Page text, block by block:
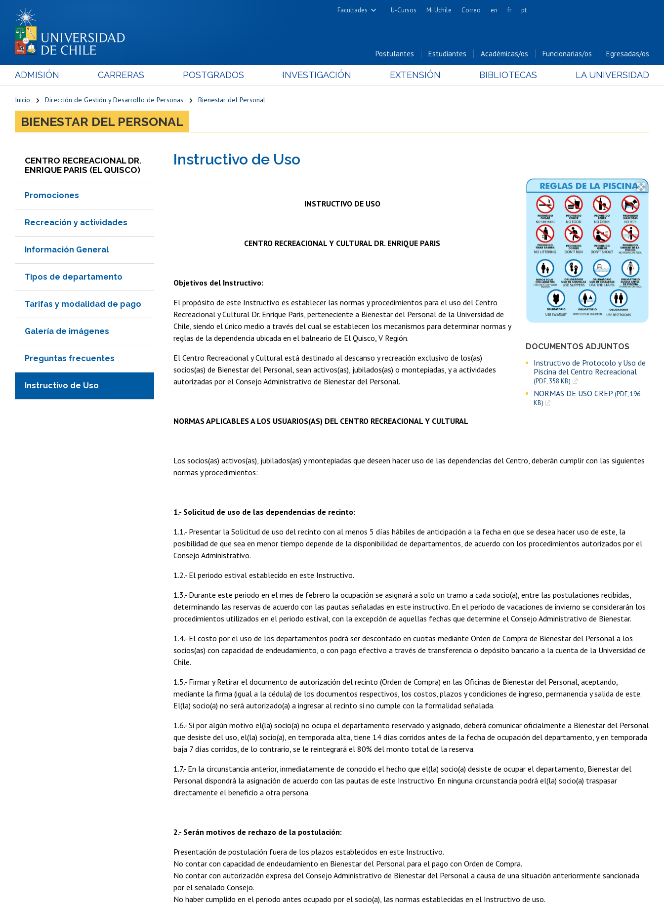
Facultades
Cs. Físicas y Matemáticas
Cs. Forestales y Conservación
Cs. Químicas y Farmacéuticas
Cs. Sociales
Hospital Clínico
U-Cursos Mi Uchile Correo en fr pt
Postulantes Estudiantes Académicas/os Funcionarias/os Egresadas/os
ADMISIÓN CARRERAS POSTGRADOS INVESTIGACIÓN EXTENSIÓN BIBLIOTECAS LA UNIVERSIDAD
Inicio Dirección de Gestión y Desarrollo de Personas Bienestar del Personal
BIENESTAR DEL PERSONAL
CENTRO RECREACIONAL DR.
ENRIQUE PARIS (EL QUISCO)
Promociones
Recreación y actividades
Información General
Tipos de departamento
Tarifas y modalidad de pago
Galería de imágenes
Preguntas frecuentes
Instructivo de Uso
Instructivo de Uso
DOCUMENTOS ADJUNTOS
Instructivo de Protocolo y Uso de
Piscina del Centro Recreacional
(PDF, 358 KB)
NORMAS DE USO CREP (PDF, 196
KB)
INSTRUCTIVO DE USO
CENTRO RECREACIONAL Y CULTURAL DR. ENRIQUE PARIS
Objetivos del Instructivo:
El propósito de este Instructivo es establecer las normas y procedimientos para el uso del Centro
Recreacional y Cultural Dr. Enrique Paris, perteneciente a Bienestar del Personal de la Universidad de
Chile, siendo el único medio a través del cual se establecen los mecanismos para determinar normas y
reglas de la dependencia ubicada en el balneario de El Quisco, V Región.
El Centro Recreacional y Cultural está destinado al descanso y recreación exclusivo de los(as)
socios(as) de Bienestar del Personal, sean activos(as), jubilados(as) o montepiadas, y a actividades
autorizadas por el Consejo Administrativo de Bienestar del Personal.
NORMAS APLICABLES A LOS USUARIOS(AS) DEL CENTRO RECREACIONAL Y CULTURAL
Los socios(as) activos(as), jubilados(as) y montepiadas que deseen hacer uso de las dependencias del Centro, deberán cumplir con las siguientes
normas y procedimientos:
1.- Solicitud de uso de las dependencias de recinto:
1.1.- Presentar la Solicitud de uso del recinto con al menos 5 días hábiles de anticipación a la fecha en que se desea hacer uso de este, la
posibilidad de que sea en menor tiempo depende de la disponibilidad de departamentos, de acuerdo con los procedimientos autorizados por el
Consejo Administrativo.
1.2.- El periodo estival establecido en este Instructivo.
1.3.- Durante este periodo en el mes de febrero la ocupación se asignará a solo un tramo a cada socio(a), entre las postulaciones recibidas,
determinando las reservas de acuerdo con las pautas señaladas en este instructivo. En el periodo de vacaciones de invierno se considerarán los
procedimientos utilizados en el periodo estival, con la excepción de aquellas fechas que determine el Consejo Administrativo de Bienestar.
1.4.- El costo por el uso de los departamentos podrá ser descontado en cuotas mediante Orden de Compra de Bienestar del Personal a los
socios(as) con capacidad de endeudamiento, o con pago efectivo a través de transferencia o depósito bancario a la cuenta de la Universidad de
Chile.
1.5.- Firmar y Retirar el documento de autorización del recinto (Orden de Compra) en las Oficinas de Bienestar del Personal, aceptando,
mediante la firma (igual a la cédula) de los documentos respectivos, los costos, plazos y condiciones de ingreso, permanencia y salida de este.
El(la) socio(a) no será autorizado(a) a ingresar al recinto si no cumple con la formalidad señalada.
1.6.- Si por algún motivo el(la) socio(a) no ocupa el departamento reservado y asignado, deberá comunicar oficialmente a Bienestar del Personal
que desiste del uso, el(la) socio(a), en temporada alta, tiene 14 días corridos antes de la fecha de ocupación del departamento, y en temporada
baja 7 días corridos, de lo contrario, se le reintegrará el 80% del monto total de la reserva.
1.7.- En la circunstancia anterior, inmediatamente de conocido el hecho que el(la) socio(a) desiste de ocupar el departamento, Bienestar del
Personal dispondrá la asignación de acuerdo con las pautas de este Instructivo. En ninguna circunstancia podrá el(la) socio(a) traspasar
directamente el beneficio a otra persona.
2.- Serán motivos de rechazo de la postulación:
Presentación de postulación fuera de los plazos establecidos en este Instructivo.
No contar con capacidad de endeudamiento en Bienestar del Personal para el pago con Orden de Compra.
No contar con autorización expresa del Consejo Administrativo de Bienestar del Personal a causa de una situación anteriormente sancionada
por el señalado Consejo.
No haber cumplido en el periodo antes ocupado por el socio(a), las normas establecidas en el Instructivo de uso.